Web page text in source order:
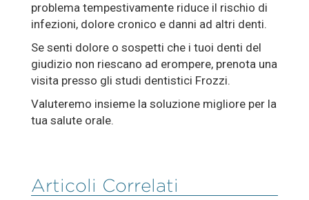
problema tempestivamente riduce il rischio di
infezioni, dolore cronico e danni ad altri denti.
Se senti dolore o sospetti che i tuoi denti del
giudizio non riescano ad erompere, prenota una
visita presso gli studi dentistici Frozzi.
Valuteremo insieme la soluzione migliore per la
tua salute orale.
Articoli Correlati